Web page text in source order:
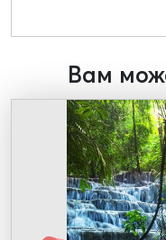
Вам